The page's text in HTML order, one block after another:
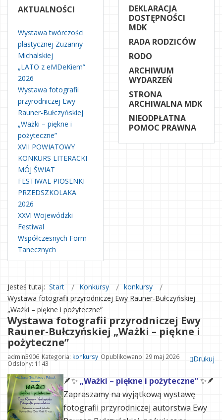
AKTUALNOŚCI
Wystawa twórczości
plastycznej Zuzanny
Michalskiej
„LATO z eMDeKiem”
2026
Wystawa fotografii
przyrodniczej Ewy
Rauner-Bułczyńskiej
„Ważki – piękne i
pożyteczne”
XVII POWIATOWY
KONKURS LITERACKI
MÓJ ŚWIAT
FESTIWAL PIOSENKI
PRZEDSZKOLAKA
2026
XXVI Wojewódzki
Festiwal
Współczesnych Form
Tanecznych
DEKLARACJA
DOSTĘPNOŚCI
MDK
RADA RODZICÓW
RODO
ARCHIWUM
WYDARZEŃ
STRONA
ARCHIWALNA MDK
NIEODPŁATNA
POMOC PRAWNA
Jesteś tutaj: Start Konkursy
konkursy
Wystawa fotografii przyrodniczej Ewy Rauner-Bułczyńskiej
„Ważki – piękne i pożyteczne”
Wystawa fotografii przyrodniczej Ewy
Rauner-Bułczyńskiej „Ważki – piękne i
pożyteczne”
Drukuj
admin3906 Kategoria: konkursy Opublikowano: 29 maj 2026
Odsłony: 1143
🪶✨ „Ważki – piękne i pożyteczne”✨🪶
Zapraszamy na wyjątkową wystawę
fotografii przyrodniczej autorstwa Ewy